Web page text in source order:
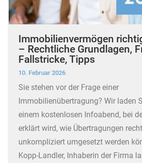
Immobilienvermögen
– Rechtliche Grundlagen,
Fallstricke, Tipps
10. Februar 2026
Sie stehen vor der Frage einer
Immobilienübertragung? Wir laden
einem kostenlosen Infoabend, bei
erklärt wird, wie Übertragungen
unkompliziert umgesetzt werden
Kopp-Landler, Inhaberin der Firma